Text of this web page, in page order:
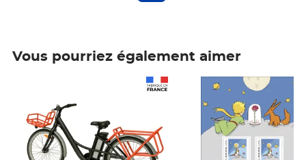
Vous pourriez également aimer
Prix 7,50€